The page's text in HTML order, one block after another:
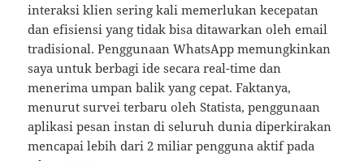
interaksi klien sering kali memerlukan kecepatan
dan efisiensi yang tidak bisa ditawarkan oleh email
tradisional. Penggunaan WhatsApp memungkinkan
saya untuk berbagi ide secara real-time dan
menerima umpan balik yang cepat. Faktanya,
menurut survei terbaru oleh Statista, penggunaan
aplikasi pesan instan di seluruh dunia diperkirakan
mencapai lebih dari 2 miliar pengguna aktif pada